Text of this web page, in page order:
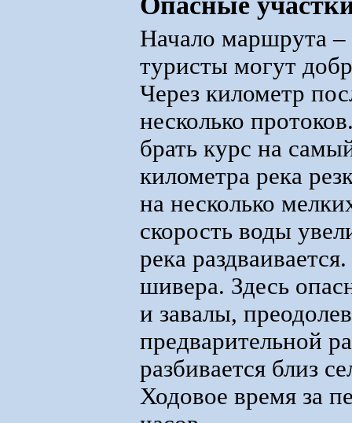
Начало маршрута
туристы могут
Через километр
несколько
брать курс на
километра река
на несколько
скорость воды
река
шивера. Здесь
и завалы,
предварительной
разбивается близ
Ходовое время за